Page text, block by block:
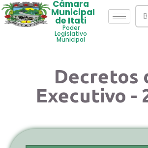
Câmara
Municipal
de Itati
Poder
Legislativo
Municipal
Decretos
Executivo -